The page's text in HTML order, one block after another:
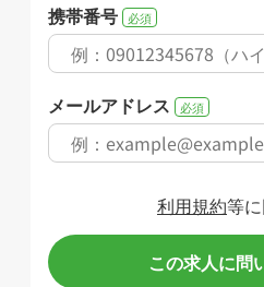
携帯番号 必須
メールアドレス 必須
利用規約等
この求人に問